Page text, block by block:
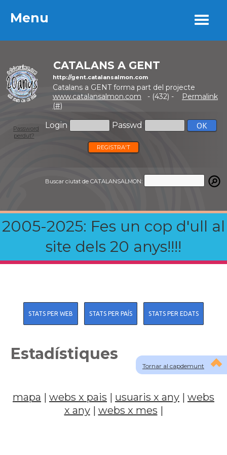
Menu
CATALANS A GENT
http://gent.catalansalmon.com
Catalans a GENT forma part del projecte
www.catalansalmon.com - (432) -
Permalink
(#)
Login Passwd
Password
perdut?
REGISTRA'T
Buscar ciutat de CATALANSALMON:
2005-2025: Fes un cop d'ull al
site dels 20 anys!!!!
Menu
Tornar al capdemunt
STATS PER WEB STATS PER PAÍS STATS PER EDATS
Estadístiques
mapa | webs x pais | usuaris x any | webs
x any| webs x mes |